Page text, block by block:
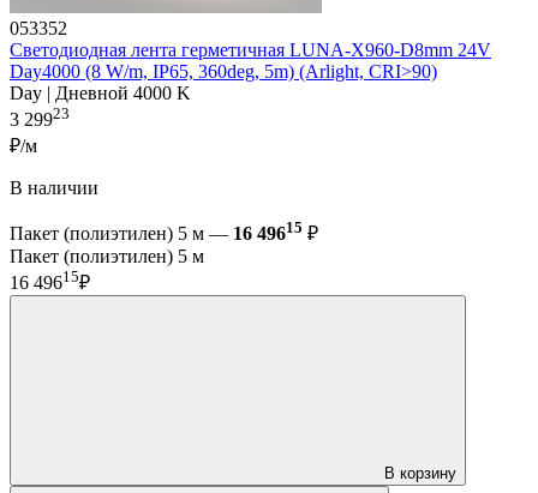
053352
Светодиодная лента герметичная LUNA-X960-D8mm 24V
Day4000 (8 W/m, IP65, 360deg, 5m) (Arlight, CRI>90)
Day | Дневной 4000 K
3 29923
₽/м
В наличии
Пакет (полиэтилен) 5 м — 16 49615 ₽
Пакет (полиэтилен) 5 м
16 49615₽
В корзину